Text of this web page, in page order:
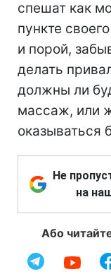
спешат как
пункте
и порой,
делать
должны ли
массаж, или
оказываться
Не
на
Або